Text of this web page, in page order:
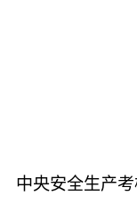
中央安全生产